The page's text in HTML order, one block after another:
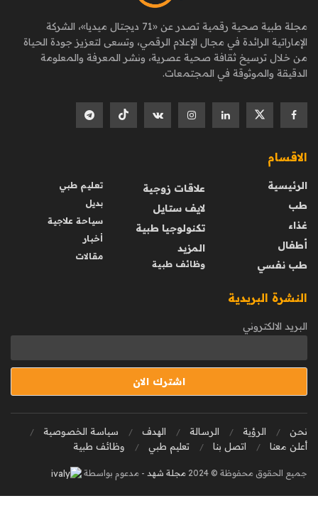
مجلة طبية صحية رقمية تصدر عن «71 ديجتال ميديا»، الشركة
الإماراتية الرائدة في مجال الإعلام الرقمي، وتسعى لتعزيز جودة الحياة
من خلال ترسيخ ثقافة صحية عصرية، ونشر المعرفة والمعلومة
الدقيقة والموثوقة في المجتمعات.
الاقسام
الرئيسية
طب
غذاء
أطفال
طب نفسي
علاقات زوجية
لايف ستايل
تكنولوجيا طبية
المزيد
وظائف طبية
تعليم طبي
بديل
سياحة علاجية
أخبار
مقالات
النشرة البريدية
البريد الالكتروني
نحن الرؤية الرسالة الهدف
سياسة الخصوصية
أعلن معنا
اتصل بنا تعليم طبي وظائف طبية
جميع الحقوق محفوظة © 2024 مجلة شهد - مدعوم بواسطة